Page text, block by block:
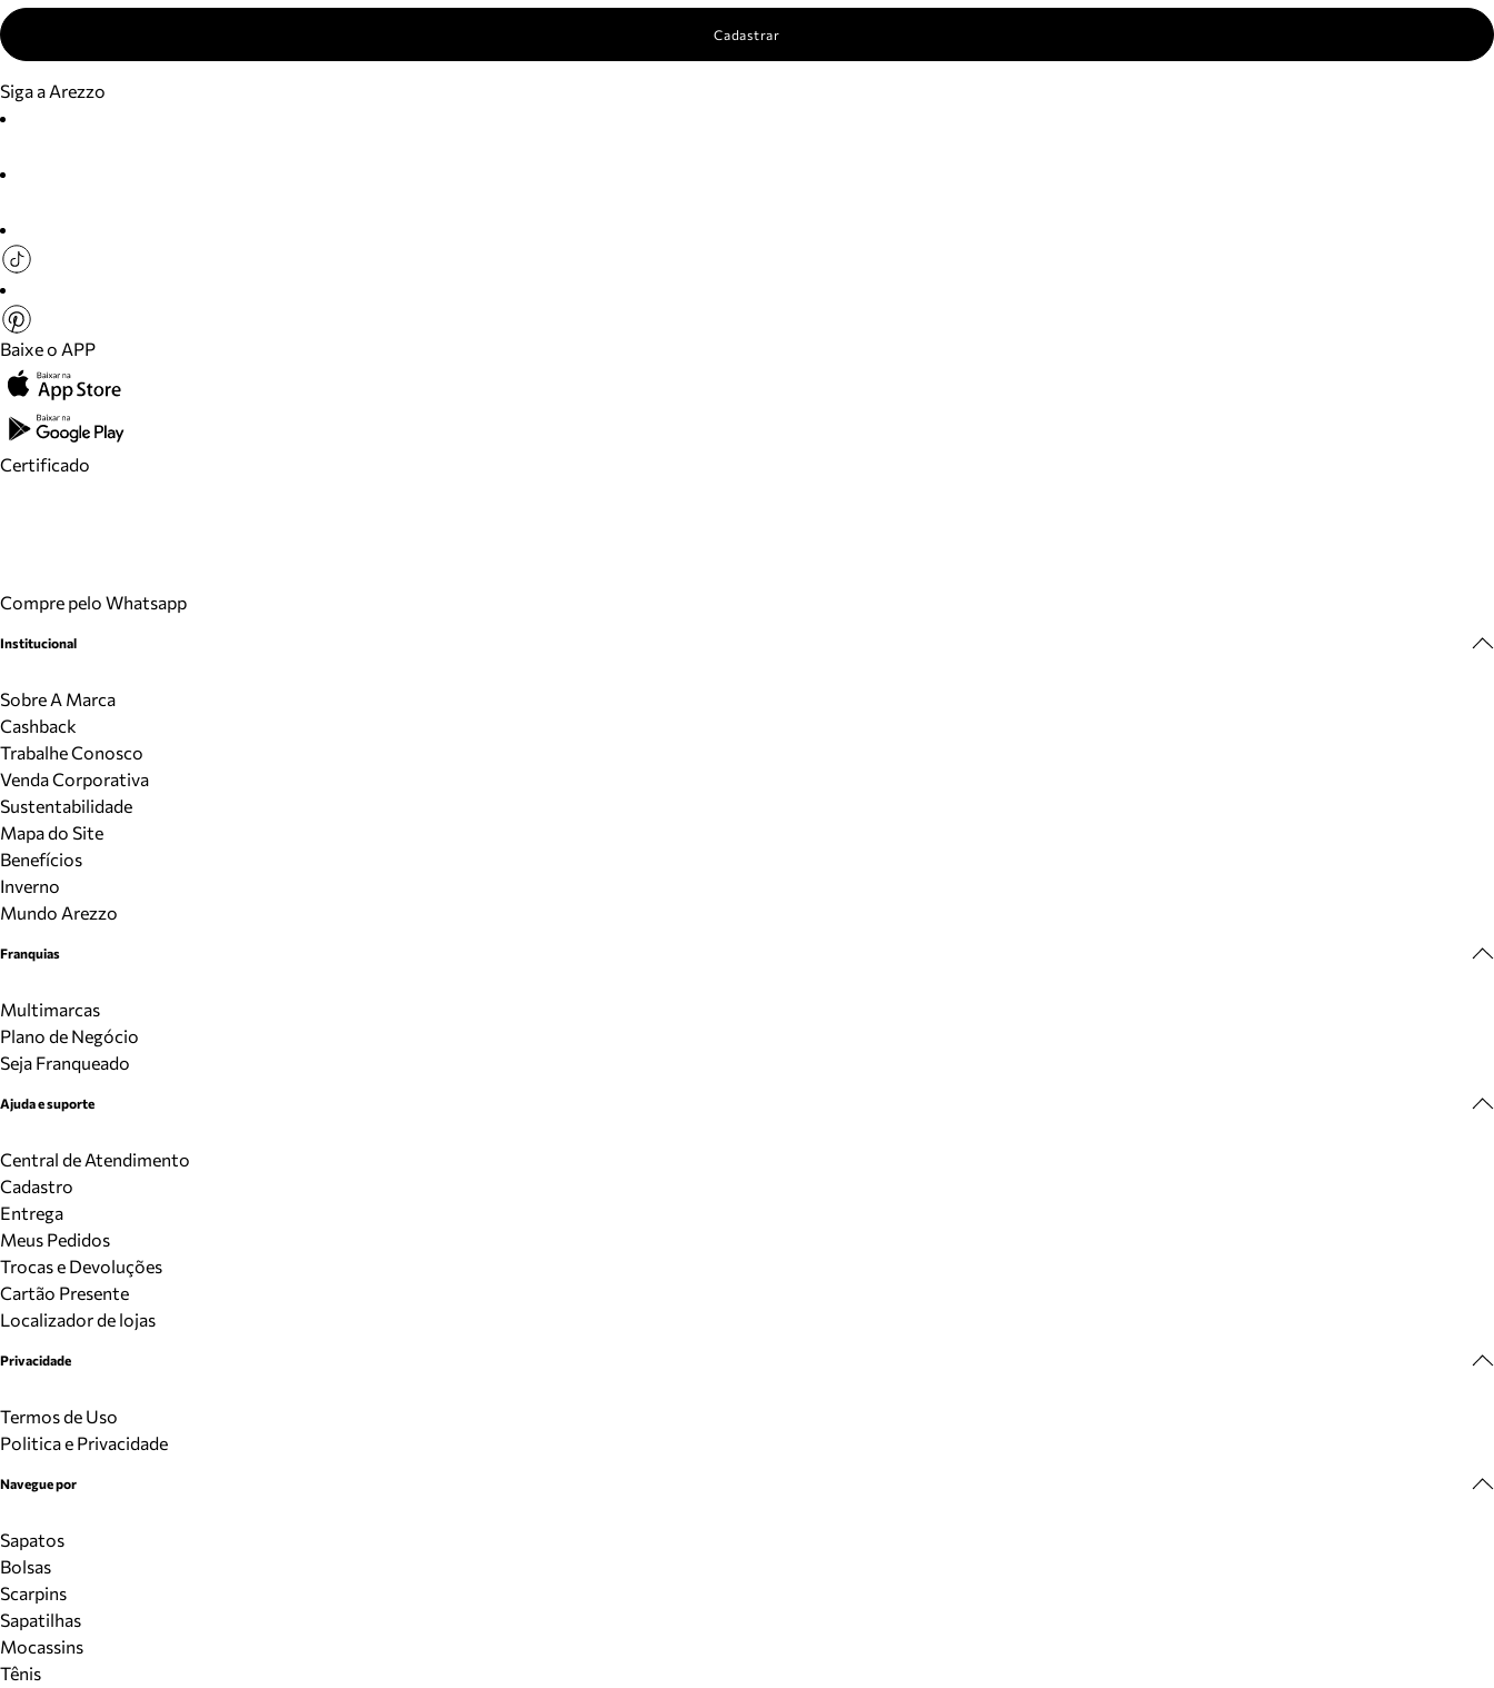
Cadastrar
Siga a Arezzo
Baixe o APP
Certificado
Compre pelo Whatsapp
Institucional
Sobre A Marca
Cashback
Trabalhe Conosco
Venda Corporativa
Sustentabilidade
Mapa do Site
Benefícios
Inverno
Mundo Arezzo
Franquias
Multimarcas
Plano de Negócio
Seja Franqueado
Ajuda e suporte
Central de Atendimento
Cadastro
Entrega
Meus Pedidos
Trocas e Devoluções
Cartão Presente
Localizador de lojas
Privacidade
Termos de Uso
Politica e Privacidade
Navegue por
Sapatos
Bolsas
Scarpins
Sapatilhas
Mocassins
Tênis